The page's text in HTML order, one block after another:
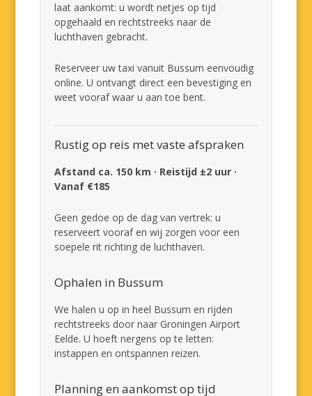
laat aankomt: u wordt netjes op tijd
opgehaald en rechtstreeks naar de
luchthaven gebracht.
Reserveer uw taxi vanuit Bussum eenvoudig
online. U ontvangt direct een bevestiging en
weet vooraf waar u aan toe bent.
Rustig op reis met vaste afspraken
Afstand ca. 150 km · Reistijd ±2 uur ·
Vanaf €185
Geen gedoe op de dag van vertrek: u
reserveert vooraf en wij zorgen voor een
soepele rit richting de luchthaven.
Ophalen in Bussum
We halen u op in heel Bussum en rijden
rechtstreeks door naar Groningen Airport
Eelde. U hoeft nergens op te letten:
instappen en ontspannen reizen.
Planning en aankomst op tijd